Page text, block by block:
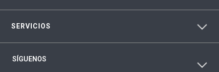
SERVICIOS
SÍGUENOS